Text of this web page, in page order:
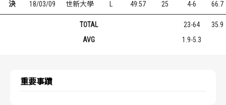
決 18/03/09 世新大學 L 49:57 25 4-6 66.7
TOTAL 23-64
35.9
AVG
1.9-5.3
重要事蹟